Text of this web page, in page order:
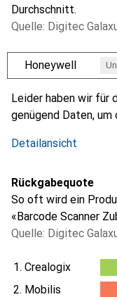
Durchschnitt.
Quelle: Digitec
Honeywell
Leider haben wir für
genügend Daten, um
Detailansicht
Rückgabequote
So oft wird ein
«Barcode Scanner
Quelle: Digitec
1. Crealogix
0.8
2. Mobilis